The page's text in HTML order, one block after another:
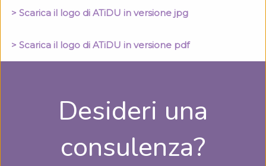
> Scarica il logo di ATiDU in versione jpg
> Scarica il logo di ATiDU in versione pdf
Desideri una
consulenza?